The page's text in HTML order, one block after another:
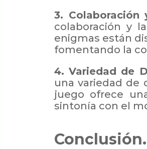
3. Colaboración
colaboración y
enigmas están
fomentando la
4. Variedad de
una variedad de
juego ofrece
sintonía con el
Conclusión.